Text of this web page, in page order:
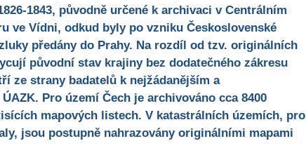
1843, původně určené k archivaci v Centrálním
ve Vídni, odkud byly po vzniku Československé
předány do Prahy. Na rozdíl od tzv. originálních
původní stav krajiny bez dodatečného zákresu
ze strany badatelů k nejžádanějším a
Pro území Čech je archivováno cca 8400
mapových listech. V katastrálních územích, pro
jsou postupně nahrazovány originálními mapami